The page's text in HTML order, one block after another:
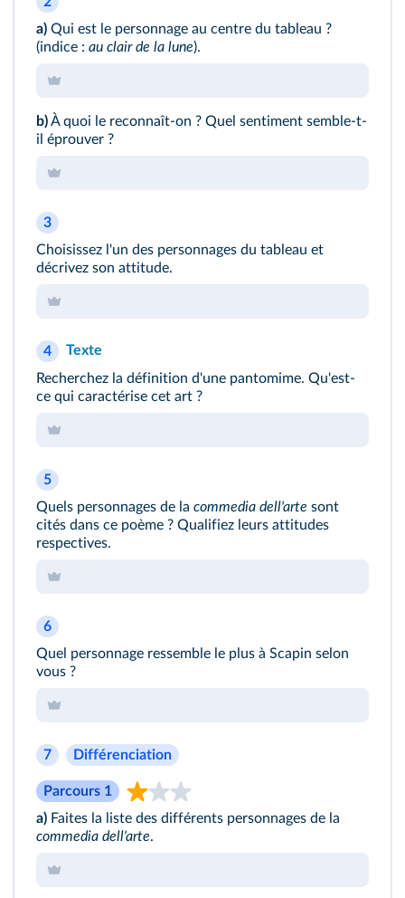
a) Qui est le personnage au centre du tableau ?
(indice : au clair de la lune).
b)À quoi le reconnaît-on ? Quel sentiment semble-t-
il éprouver ?
3
Choisissez l'un des personnages du tableau et
décrivez son attitude.
4
Texte
Recherchez la définition d'une pantomime. Qu'est-
ce qui caractérise cet art ?
5
Quels personnages de la commedia dell'arte sont
cités dans ce poème ? Qualifiez leurs attitudes
respectives.
6
Quel personnage ressemble le plus à Scapin selon
vous ?
7 Différenciation
Parcours 1
a) Faites la liste des différents personnages de la
commedia dell'arte.